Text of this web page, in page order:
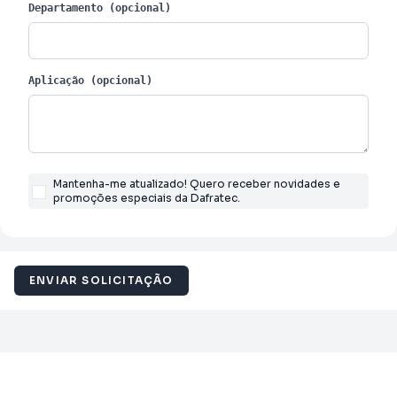
Departamento (opcional)
Aplicação (opcional)
Mantenha-me atualizado! Quero receber novidades e
promoções especiais da Dafratec.
ENVIAR SOLICITAÇÃO